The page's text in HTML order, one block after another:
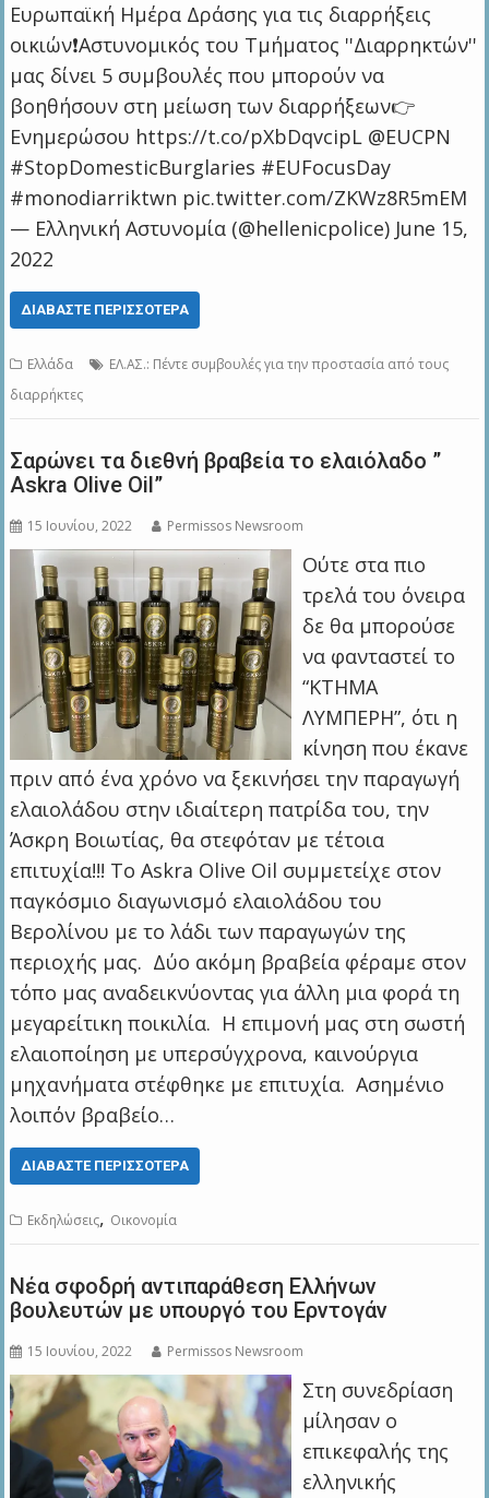
Ευρωπαϊκή Ημέρα Δράσης για τις διαρρήξεις
οικιών❗Αστυνομικός του Τμήματος ''Διαρρηκτών''
μας δίνει 5 συμβουλές που μπορούν να
βοηθήσουν στη μείωση των διαρρήξεων👉
Ενημερώσου https://t.co/pXbDqvcipL @EUCPN
#StopDomesticBurglaries #EUFocusDay
#monodiarriktwn pic.twitter.com/ZKWz8R5mEM
— Ελληνική Αστυνομία (@hellenicpolice) June 15,
2022
ΔΙΑΒΆΣΤΕ ΠΕΡΙΣΣΌΤΕΡΑ
Ελλάδα
ΕΛ.ΑΣ.: Πέντε συμβουλές για την προστασία από τους
διαρρήκτες
Σαρώνει τα διεθνή βραβεία το ελαιόλαδο ”
Askra Olive Oil”
15 Ιουνίου, 2022 Permissos Newsroom
Ούτε στα πιο
τρελά του όνειρα
δε θα μπορούσε
να φανταστεί το
“ΚΤΗΜΑ
ΛΥΜΠΕΡΗ”, ότι η
κίνηση που έκανε
πριν από ένα χρόνο να ξεκινήσει την παραγωγή
ελαιολάδου στην ιδιαίτερη πατρίδα του, την
Άσκρη Bοιωτίας, θα στεφόταν με τέτοια
επιτυχία!!! Το Askra Olive Oil συμμετείχε στον
παγκόσμιο διαγωνισμό ελαιολάδου του
Βερολίνου με το λάδι των παραγωγών της
περιοχής μας. Δύο ακόμη βραβεία φέραμε στον
τόπο μας αναδεικνύοντας για άλλη μια φορά τη
μεγαρείτικη ποικιλία. Η επιμονή μας στη σωστή
ελαιοποίηση με υπερσύγχρονα, καινούργια
μηχανήματα στέφθηκε με επιτυχία. Ασημένιο
λοιπόν βραβείο…
ΔΙΑΒΆΣΤΕ ΠΕΡΙΣΣΌΤΕΡΑ
Εκδηλώσεις, Οικονομία
Νέα σφοδρή αντιπαράθεση Ελλήνων
βουλευτών με υπουργό του Ερντογάν
15 Ιουνίου, 2022 Permissos Newsroom
Στη συνεδρίαση
μίλησαν ο
επικεφαλής της
ελληνικής